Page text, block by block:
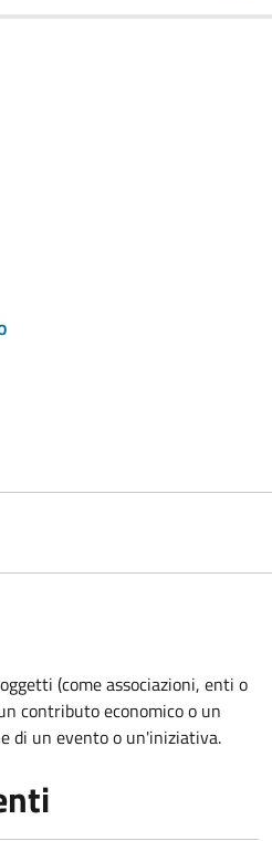
(come associazioni, enti o
contributo economico o un
di un evento o un'iniziativa.